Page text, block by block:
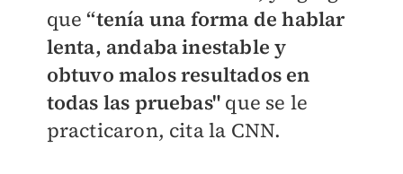
que“tenía una forma de hablar
lenta, andaba inestable y
obtuvo malos resultados en
todas las pruebas" que se le
practicaron, cita la CNN.